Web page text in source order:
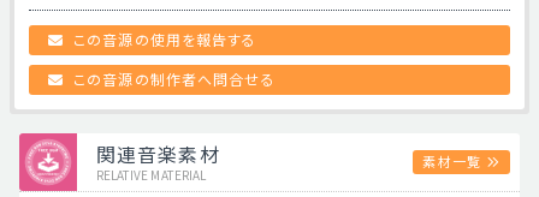
この音源の使用を報告する
この音源の制作者へ問合せる
関連音楽素材
RELATIVE MATERIAL
素材一覧